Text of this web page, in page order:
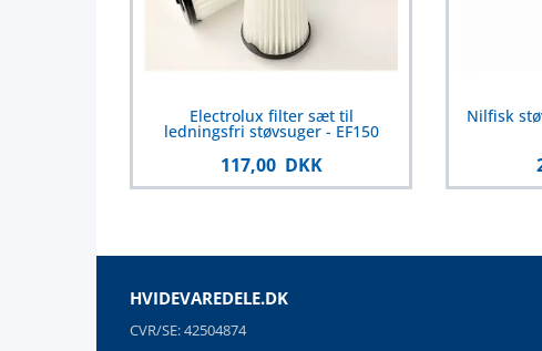
Electrolux filter sæt til
ledningsfri støvsuger - EF150
117,00 DKK
Nilfisk
HVIDEVAREDELE.DK
CVR/SE: 42504874